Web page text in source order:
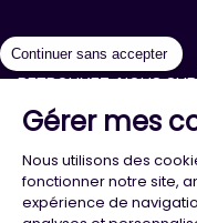
2026
Continuer sans accepter
Gérer mes
Nous utilisons des
fonctionner notre site,
expérience de